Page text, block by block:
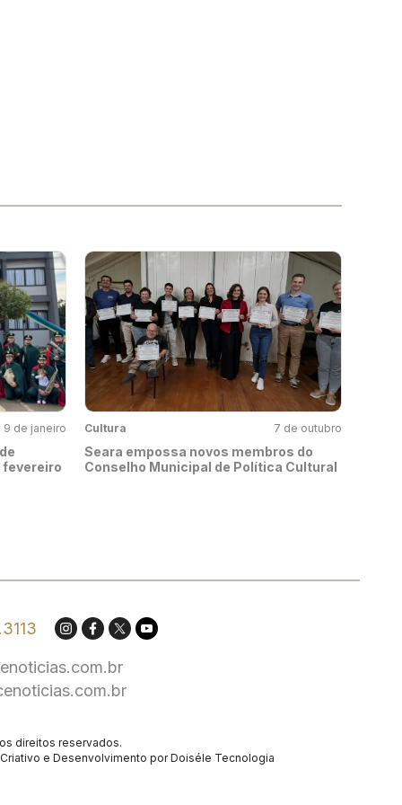
9 de janeiro Cultura 7 de outubro
Seara empossa novos membros do
Conselho Municipal de Política Cultural
direitos reservados.
e Desenvolvimento porDoiséle Tecnologia